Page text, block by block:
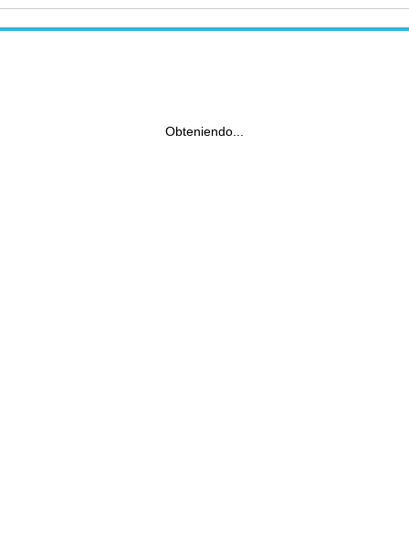
Obteniendo...